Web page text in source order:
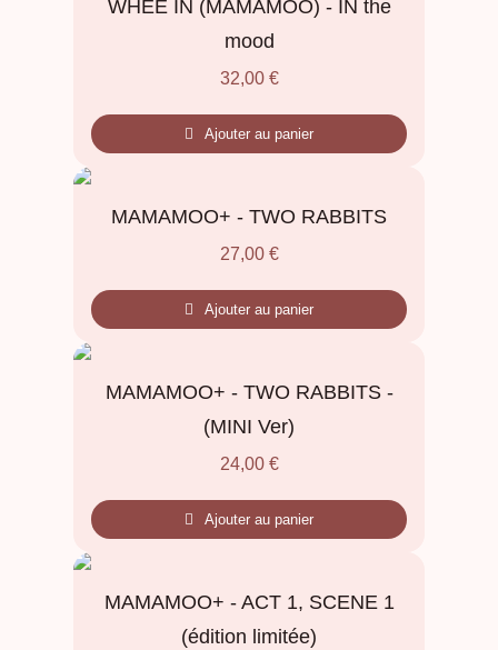
WHEE IN (MAMAMOO) - IN the
mood
32,00 €
Ajouter au panier
MAMAMOO+ - TWO RABBITS
27,00 €
Ajouter au panier
MAMAMOO+ - TWO RABBITS -
(MINI Ver)
24,00 €
Ajouter au panier
MAMAMOO+ - ACT 1, SCENE 1
(édition limitée)